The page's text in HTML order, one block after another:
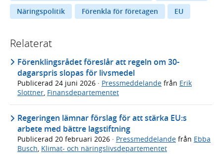
Näringspolitik
Förenkla för företagen EU
Relaterat
Förenklingsrådet föreslår att regeln om 30-
dagarspris slopas för livsmedel
Publicerad 24 juni 2026 · Pressmeddelande från Erik
Slottner, Finansdepartementet
Regeringen lämnar förslag för att stärka EU:s
arbete med bättre lagstiftning
Publicerad 20 februari 2026 · Pressmeddelande från Ebba
Busch, Klimat- och näringslivsdepartementet